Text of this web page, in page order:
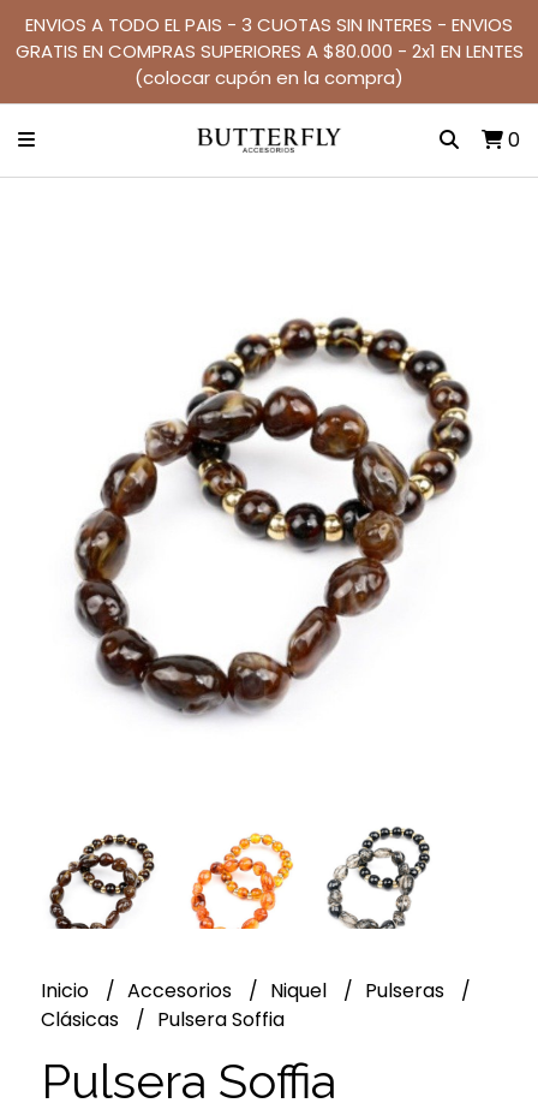
ENVIOS A TODO EL PAIS - 3 CUOTAS SIN INTERES - ENVIOS
GRATIS EN COMPRAS SUPERIORES A $80.000 - 2x1 EN LENTES
(colocar cupón en la compra)
0
Inicio Accesorios Niquel
Pulseras
Clásicas
Pulsera Soffia
Pulsera Soffia